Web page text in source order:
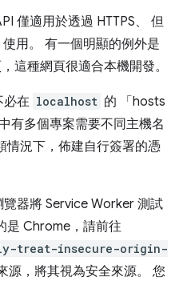
僅適用於透過 HTTPS、 但
用。 有一個明顯的例外是
這種網頁很適合本機開發。
必在 localhost 的 「hosts
有多個專案需要不同主機名
情況下，佈建自行簽署的憑
器將 Service Worker 測試
是 Chrome，請前往
treat-insecure-origin-
源，將其視為安全來源。 您